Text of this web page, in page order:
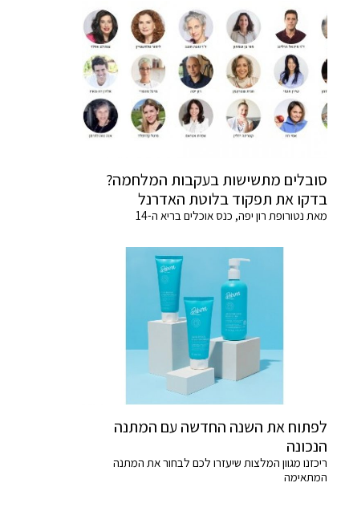
סובלים מתשישות בעקבות המלחמה?
בדקו את תפקוד בלוטת האדרנל
מאת נטורופת רון יפה, כנס אוכלים בריא ה-14
לפתוח את השנה החדשה עם המתנה
הנכונה
ריכזנו מגוון המלצות שיעזרו לכם לבחור את המתנה
המתאימה